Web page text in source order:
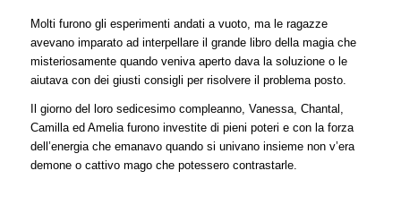
Molti furono gli esperimenti andati a vuoto, ma le ragazze
avevano imparato ad interpellare il grande libro della magia che
misteriosamente quando veniva aperto dava la soluzione o le
aiutava con dei giusti consigli per risolvere il problema posto.
Il giorno del loro sedicesimo compleanno, Vanessa, Chantal,
Camilla ed Amelia furono investite di pieni poteri e con la forza
dell’energia che emanavo quando si univano insieme non v’era
demone o cattivo mago che potessero contrastarle.